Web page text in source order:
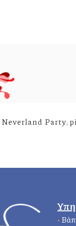
Neverland Party,
•